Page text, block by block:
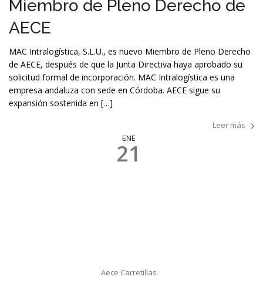
Miembro de Pleno Derecho de
AECE
MAC Intralogística, S.L.U., es nuevo Miembro de Pleno Derecho
de AECE, después de que la Junta Directiva haya aprobado su
solicitud formal de incorporación. MAC Intralogística es una
empresa andaluza con sede en Córdoba. AECE sigue su
expansión sostenida en […]
Leer más
ENE
21
Aece Carretillas